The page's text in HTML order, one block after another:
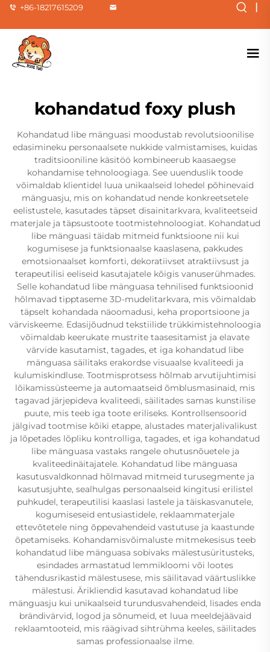
+86-18217615209 |
kohandatud foxy plush
Kohandatud libe mänguasi moodustab revolutsioonilise
edasimineku personaalsete nukkide valmistamises, kuidas
traditsiooniline käsitöö kombineerub kaasaegse
kohandamise tehnoloogiaga. See uuenduslik toode
võimaldab klientidel luua unikaalseid lohedel põhinevaid
mänguasju, mis on kohandatud nende konkreetsetele
eelistustele, kasutades täpset disainitarkvara, kvaliteetseid
materjale ja täpsustoote tootmistehnoloogiat. Kohandatud
libe mänguasi täidab mitmeid funktsioone nii kui
kogumisese ja funktsionaalse kaaslasena, pakkudes
emotsionaalset komforti, dekoratiivset atraktiivsust ja
terapeutilisi eeliseid kasutajatele kõigis vanuserühmades.
Selle kohandatud libe mänguasa tehnilised funktsioonid
hõlmavad tipptaseme 3D-mudelitarkvara, mis võimaldab
täpselt kohandada näoomadusi, keha proportsioone ja
värviskeeme. Edasijõudnud tekstiilide trükkimistehnoloogia
võimaldab keerukate mustrite taasesitamist ja elavate
värvide kasutamist, tagades, et iga kohandatud libe
mänguasa säilitaks erakordse visuaalse kvaliteedi ja
kulumiskindluse. Tootmisprotsess hõlmab arvutijuhtimisi
lõikamissüsteeme ja automaatseid õmblusmasinaid, mis
tagavad järjepideva kvaliteedi, säilitades samas kunstilise
puute, mis teeb iga toote eriliseks. Kontrollsensoorid
jälgivad tootmise kõiki etappe, alustades materjalivalikust
ja lõpetades lõpliku kontrolliga, tagades, et iga kohandatud
libe mänguasa vastaks rangele ohutusnõuetele ja
kvaliteedinäitajatele. Kohandatud libe mänguasa
kasutusvaldkonnad hõlmavad mitmeid turusegmente ja
kasutusjuhte, sealhulgas personaalseid kingitusi erilistel
puhkudel, terapeutilisi kaaslasi lastele ja täiskasvanutele,
kogumiseseid entusiastidele, reklaammaterjale
ettevõtetele ning õppevahendeid vastutuse ja kaastunde
õpetamiseks. Kohandamisvõimaluste mitmekesisus teeb
kohandatud libe mänguasa sobivaks mälestusüritusteks,
esindades armastatud lemmikloomi või lootes
tähendusrikastid mälestusese, mis säilitavad väärtuslikke
mälestusi. Ärikliendid kasutavad kohandatud libe
mänguasju kui unikaalseid turundusvahendeid, lisades enda
brändivärvid, logod ja sõnumeid, et luua meeldejäävaid
reklaamtooteid, mis räägivad sihtrühma keeles, säilitades
samas professionaalse ilme.